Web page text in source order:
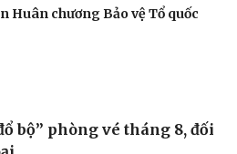
tâm 6/8: Cơ hội tiềm năng với